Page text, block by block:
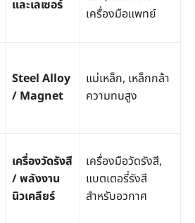
และเลเซอร์
เครื่องมือแพทย์
Steel Alloy
/ Magnet
แม่เหล็ก, เหล็กกล้า
ความทนสูง
เครื่องวัดรังสี
/ พลังงาน
นิวเคลียร์
เครื่องมือวัดรังสี,
แบตเตอรี่รังสี
สำหรับอวกาศ